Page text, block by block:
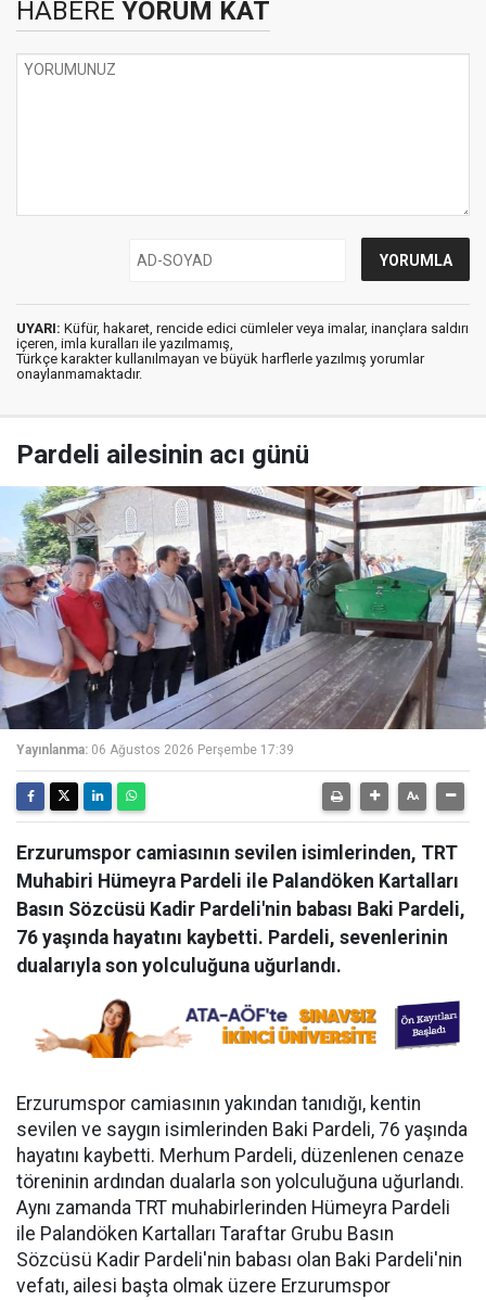
HABERE YORUM KAT
UYARI: Küfür, hakaret, rencide edici cümleler veya imalar, inançlara saldırı
içeren, imla kuralları ile yazılmamış,
Türkçe karakter kullanılmayan ve büyük harflerle yazılmış yorumlar
onaylanmamaktadır.
Pardeli ailesinin acı günü
Yayınlanma: 06 Ağustos 2026 Perşembe 17:39
Erzurumspor camiasının sevilen isimlerinden, TRT
Muhabiri Hümeyra Pardeli ile Palandöken Kartalları
Basın Sözcüsü Kadir Pardeli'nin babası Baki Pardeli,
76 yaşında hayatını kaybetti. Pardeli, sevenlerinin
dualarıyla son yolculuğuna uğurlandı.
Erzurumspor camiasının yakından tanıdığı, kentin
sevilen ve saygın isimlerinden Baki Pardeli, 76 yaşında
hayatını kaybetti. Merhum Pardeli, düzenlenen cenaze
töreninin ardından dualarla son yolculuğuna uğurlandı.
Aynı zamanda TRT muhabirlerinden Hümeyra Pardeli
ile Palandöken Kartalları Taraftar Grubu Basın
Sözcüsü Kadir Pardeli'nin babası olan Baki Pardeli'nin
vefatı, ailesi başta olmak üzere Erzurumspor